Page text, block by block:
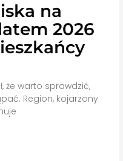
na
2026
że warto sprawdzić,
Region, kojarzony